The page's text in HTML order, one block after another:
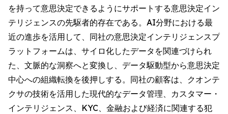
を持って意思決定できるようにサポートする意思決定イン
テリジェンスの先駆者的存在である。AI分野における最
近の進歩を活用して、同社の意思決定インテリジェンスプ
ラットフォームは、サイロ化したデータを関連づけられ
た、文脈的な洞察へと変換し、データ駆動型から意思決定
中心への組織転換を後押しする。同社の顧客は、クオンテ
クサの技術を活用した現代的なデータ管理、カスタマー・
インテリジェンス、KYC、金融および経済に関連する犯